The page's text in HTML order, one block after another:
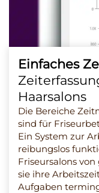
Einfaches
Haarsalons
Die Bereiche
sind für
Ein System zur
reibungslos
Friseursalons
sie ihre
Aufgaben